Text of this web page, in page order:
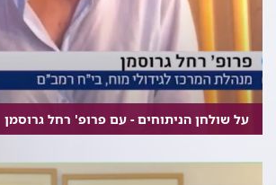
על שולחן הניתוחים - עם פרופ' רחל גרוסמן